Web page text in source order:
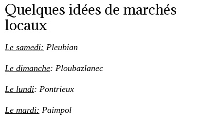
Quelques idées de marchés
locaux
Le samedi: Pleubian
Le dimanche: Ploubazlanec
Le lundi: Pontrieux
Le mardi: Paimpol